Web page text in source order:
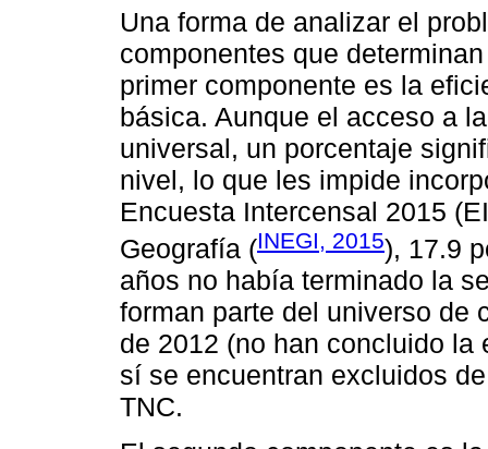
Una forma de analizar el
componentes que
primer componente es la
básica. Aunque el acceso a
universal, un porcentaje
nivel, lo que les impide
Encuesta Intercensal 2015
Geografía (INEGI, 2015), 17.9
años no había terminado la
forman parte del universo de
de 2012 (no han concluido la
sí se encuentran excluidos
TNC.